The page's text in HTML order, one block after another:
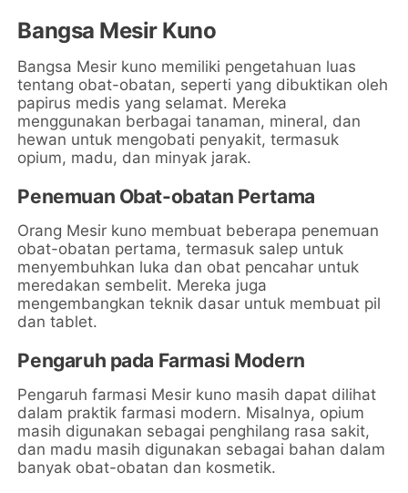
Bangsa Mesir Kuno
Bangsa Mesir kuno memiliki pengetahuan luas
tentang obat-obatan, seperti yang dibuktikan oleh
papirus medis yang selamat. Mereka
menggunakan berbagai tanaman, mineral, dan
hewan untuk mengobati penyakit, termasuk
opium, madu, dan minyak jarak.
Penemuan Obat-obatan Pertama
Orang Mesir kuno membuat beberapa penemuan
obat-obatan pertama, termasuk salep untuk
menyembuhkan luka dan obat pencahar untuk
meredakan sembelit. Mereka juga
mengembangkan teknik dasar untuk membuat pil
dan tablet.
Pengaruh pada Farmasi Modern
Pengaruh farmasi Mesir kuno masih dapat dilihat
dalam praktik farmasi modern. Misalnya, opium
masih digunakan sebagai penghilang rasa sakit,
dan madu masih digunakan sebagai bahan dalam
banyak obat-obatan dan kosmetik.